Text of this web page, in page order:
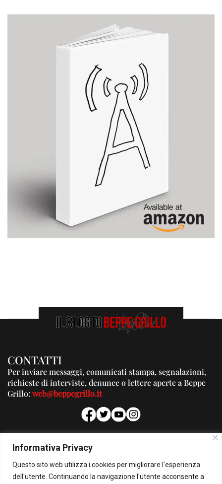
Informativa Privacy
Questo sito web utilizza i cookies per migliorare l'esperienza
dell'utente. Continuando la navigazione l'utente acconsente a
CONTATTI
Per inviare messaggi, comunicati stampa, segnalazioni,
richieste di interviste, denunce o lettere aperte a Beppe
Grillo:web@beppegrillo.it
PUBBLICITA'
Per la tua pubblicità su questo Blog:
pubblicita@beppegrillo.it